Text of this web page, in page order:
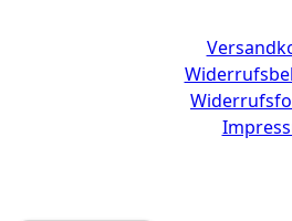
Copyright © 2025